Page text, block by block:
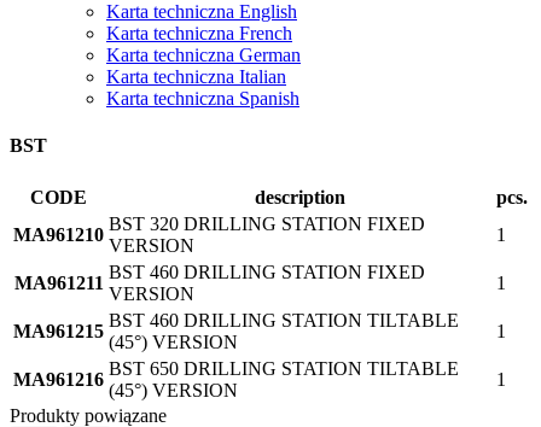
Karta techniczna English
Karta techniczna French
Karta techniczna German
Karta techniczna Italian
Karta techniczna Spanish
BST
CODE description
pcs.
MA961210
BST 320 DRILLING STATION FIXED
VERSION
1
MA961211
BST 460 DRILLING STATION FIXED
VERSION
1
MA961215
BST 460 DRILLING STATION TILTABLE
(45°) VERSION
1
MA961216
BST 650 DRILLING STATION TILTABLE
(45°) VERSION
1
Produkty powiązane